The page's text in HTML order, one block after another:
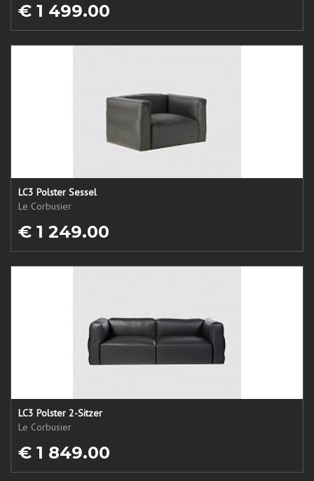
€ 1 499.00
LC3 Polster Sessel
Le Corbusier
€ 1 249.00
LC3 Polster 2-Sitzer
Le Corbusier
€ 1 849.00